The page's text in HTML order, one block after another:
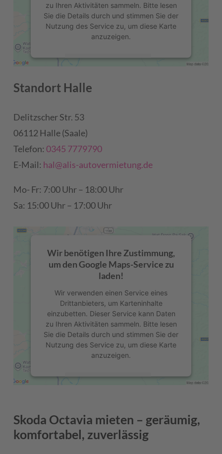
zu Ihren Aktivitäten sammeln. Bitte lesen
Sie die Details durch und stimmen Sie der
Nutzung des Service zu, um diese Karte
anzuzeigen.
Mehr Informationen
Akzeptieren
Management Platform
Standort Halle
Delitzscher Str. 53
06112 Halle (Saale)
Telefon: 0345 7779790
E-Mail: hal@alis-autovermietung.de
Mo- Fr: 7:00 Uhr – 18:00 Uhr
Sa: 15:00 Uhr – 17:00 Uhr
Wir benötigen Ihre Zustimmung,
um den Google Maps-Service zu
laden!
Wir verwenden einen Service eines
Drittanbieters, um Karteninhalte
einzubetten. Dieser Service kann Daten
zu Ihren Aktivitäten sammeln. Bitte lesen
Sie die Details durch und stimmen Sie der
Nutzung des Service zu, um diese Karte
anzuzeigen.
Mehr Informationen
powered byUsercentrics Consent
Management Platform&eRecht24
Skoda Octavia mieten – geräumig,
komfortabel, zuverlässig